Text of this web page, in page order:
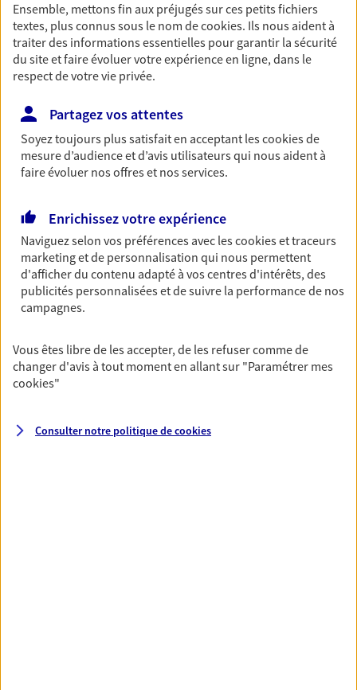
OBTENIR UN TARIF EN LIGNE
Habitation
Votre logement est unique, comme vous. Le
contrat Ma Maison assure votre sérénité en
protégeant ce qui vous tient à coeur.
Découvrir l'offre Habitation
Garantie Accidents de la Vie
Bricoleuse, féru de jardinage, pâtissier en herbe
ou grande lectrice… personne n'est à l'abri d'un
accident du quotidien. Avec Ma Protection
revenus.
Découvrir l'offre Garantie Accidents de la Vie
Ensemble, mettons fin aux préjugés sur ces petits fichiers
textes, plus connus sous le nom decookies. Ils nous aident à
traiter des informations essentielles pour garantir la sécurité
du site et faire évoluer votre expérience en ligne, dans le
respect de votre vie privée.
Partagez vos attentes
Soyez toujours plus satisfait en acceptant lescookiesde
mesure d’audience et d’avis utilisateurs qui nous aident à
faire évoluer nos offres et nos services.
Enrichissez votre expérience
Naviguez selon vos préférences avec lescookies et traceurs
marketing et de personnalisation qui nous permettent
d'afficher du contenu adapté à vos centres d'intérêts, des
publicités personnalisées et de suivre la performance de nos
campagnes.
Vous êtes libre de les accepter, de les refuser comme de
changer d'avis à tout moment en allant sur "Paramétrer mes
cookies"
Consulter notre politique decookies